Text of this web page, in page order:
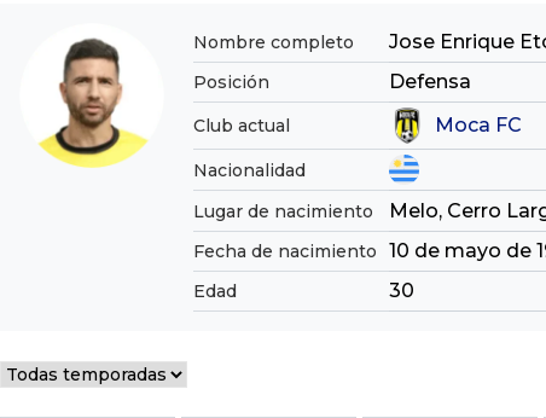
Nombre completo Jose Enrique
Posición Defensa
Club actual Moca FC
Nacionalidad
Lugar de nacimiento
Melo, Cerro
Fecha de nacimiento 10 de mayo de
Edad 30